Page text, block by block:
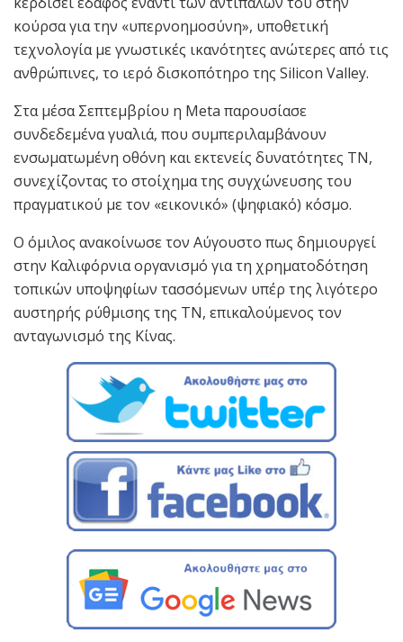
κούρσα για την «υπερνοημοσύνη», υποθετική
τεχνολογία με γνωστικές ικανότητες ανώτερες από τις
ανθρώπινες, το ιερό δισκοπότηρο της Silicon Valley.
Στα μέσα Σεπτεμβρίου η Meta παρουσίασε
συνδεδεμένα γυαλιά, που συμπεριλαμβάνουν
ενσωματωμένη οθόνη και εκτενείς δυνατότητες ΤΝ,
συνεχίζοντας το στοίχημα της συγχώνευσης του
πραγματικού με τον «εικονικό» (ψηφιακό) κόσμο.
Ο όμιλος ανακοίνωσε τον Αύγουστο πως δημιουργεί
στην Καλιφόρνια οργανισμό για τη χρηματοδότηση
τοπικών υποψηφίων τασσόμενων υπέρ της λιγότερο
αυστηρής ρύθμισης της ΤΝ, επικαλούμενος τον
ανταγωνισμό της Κίνας.